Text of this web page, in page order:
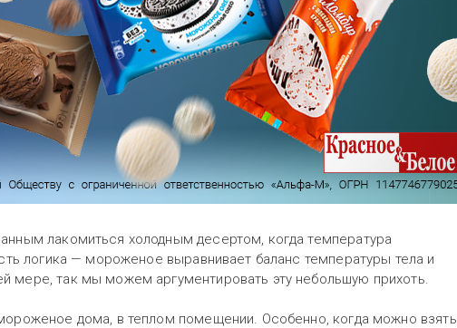
лакомиться холодным десертом, когда температура
логика — мороженое выравнивает баланс температуры тела и
мере, так мы можем аргументировать эту небольшую прихоть.
дома, в теплом помещении. Особенно, когда можно взять